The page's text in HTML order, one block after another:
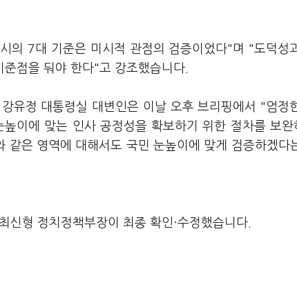
의 7대 기준은 미시적 관점의 검증이었다"며 "도덕성
점을 둬야 한다"고 강조했습니다.
유정 대통령실 대변인은 이날 오후 브리핑에서 "엄정
이에 맞는 인사 공정성을 확보하기 위한 절차를 보완
은 영역에 대해서도 국민 눈높이에 맞게 검증하겠다
형 정치정책부장이 최종 확인·수정했습니다.